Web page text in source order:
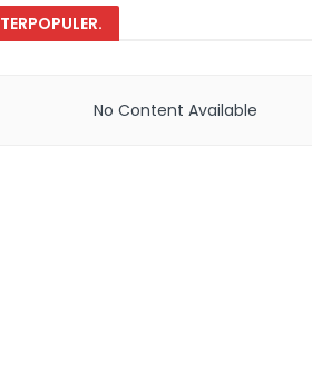
TERPOPULER.
No Content Available